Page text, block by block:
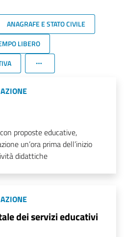
ANAGRAFE E STATO CIVILE
LIBERO
proposte educative,
un’ora prima dell’inizio
didattiche
dei servizi educativi